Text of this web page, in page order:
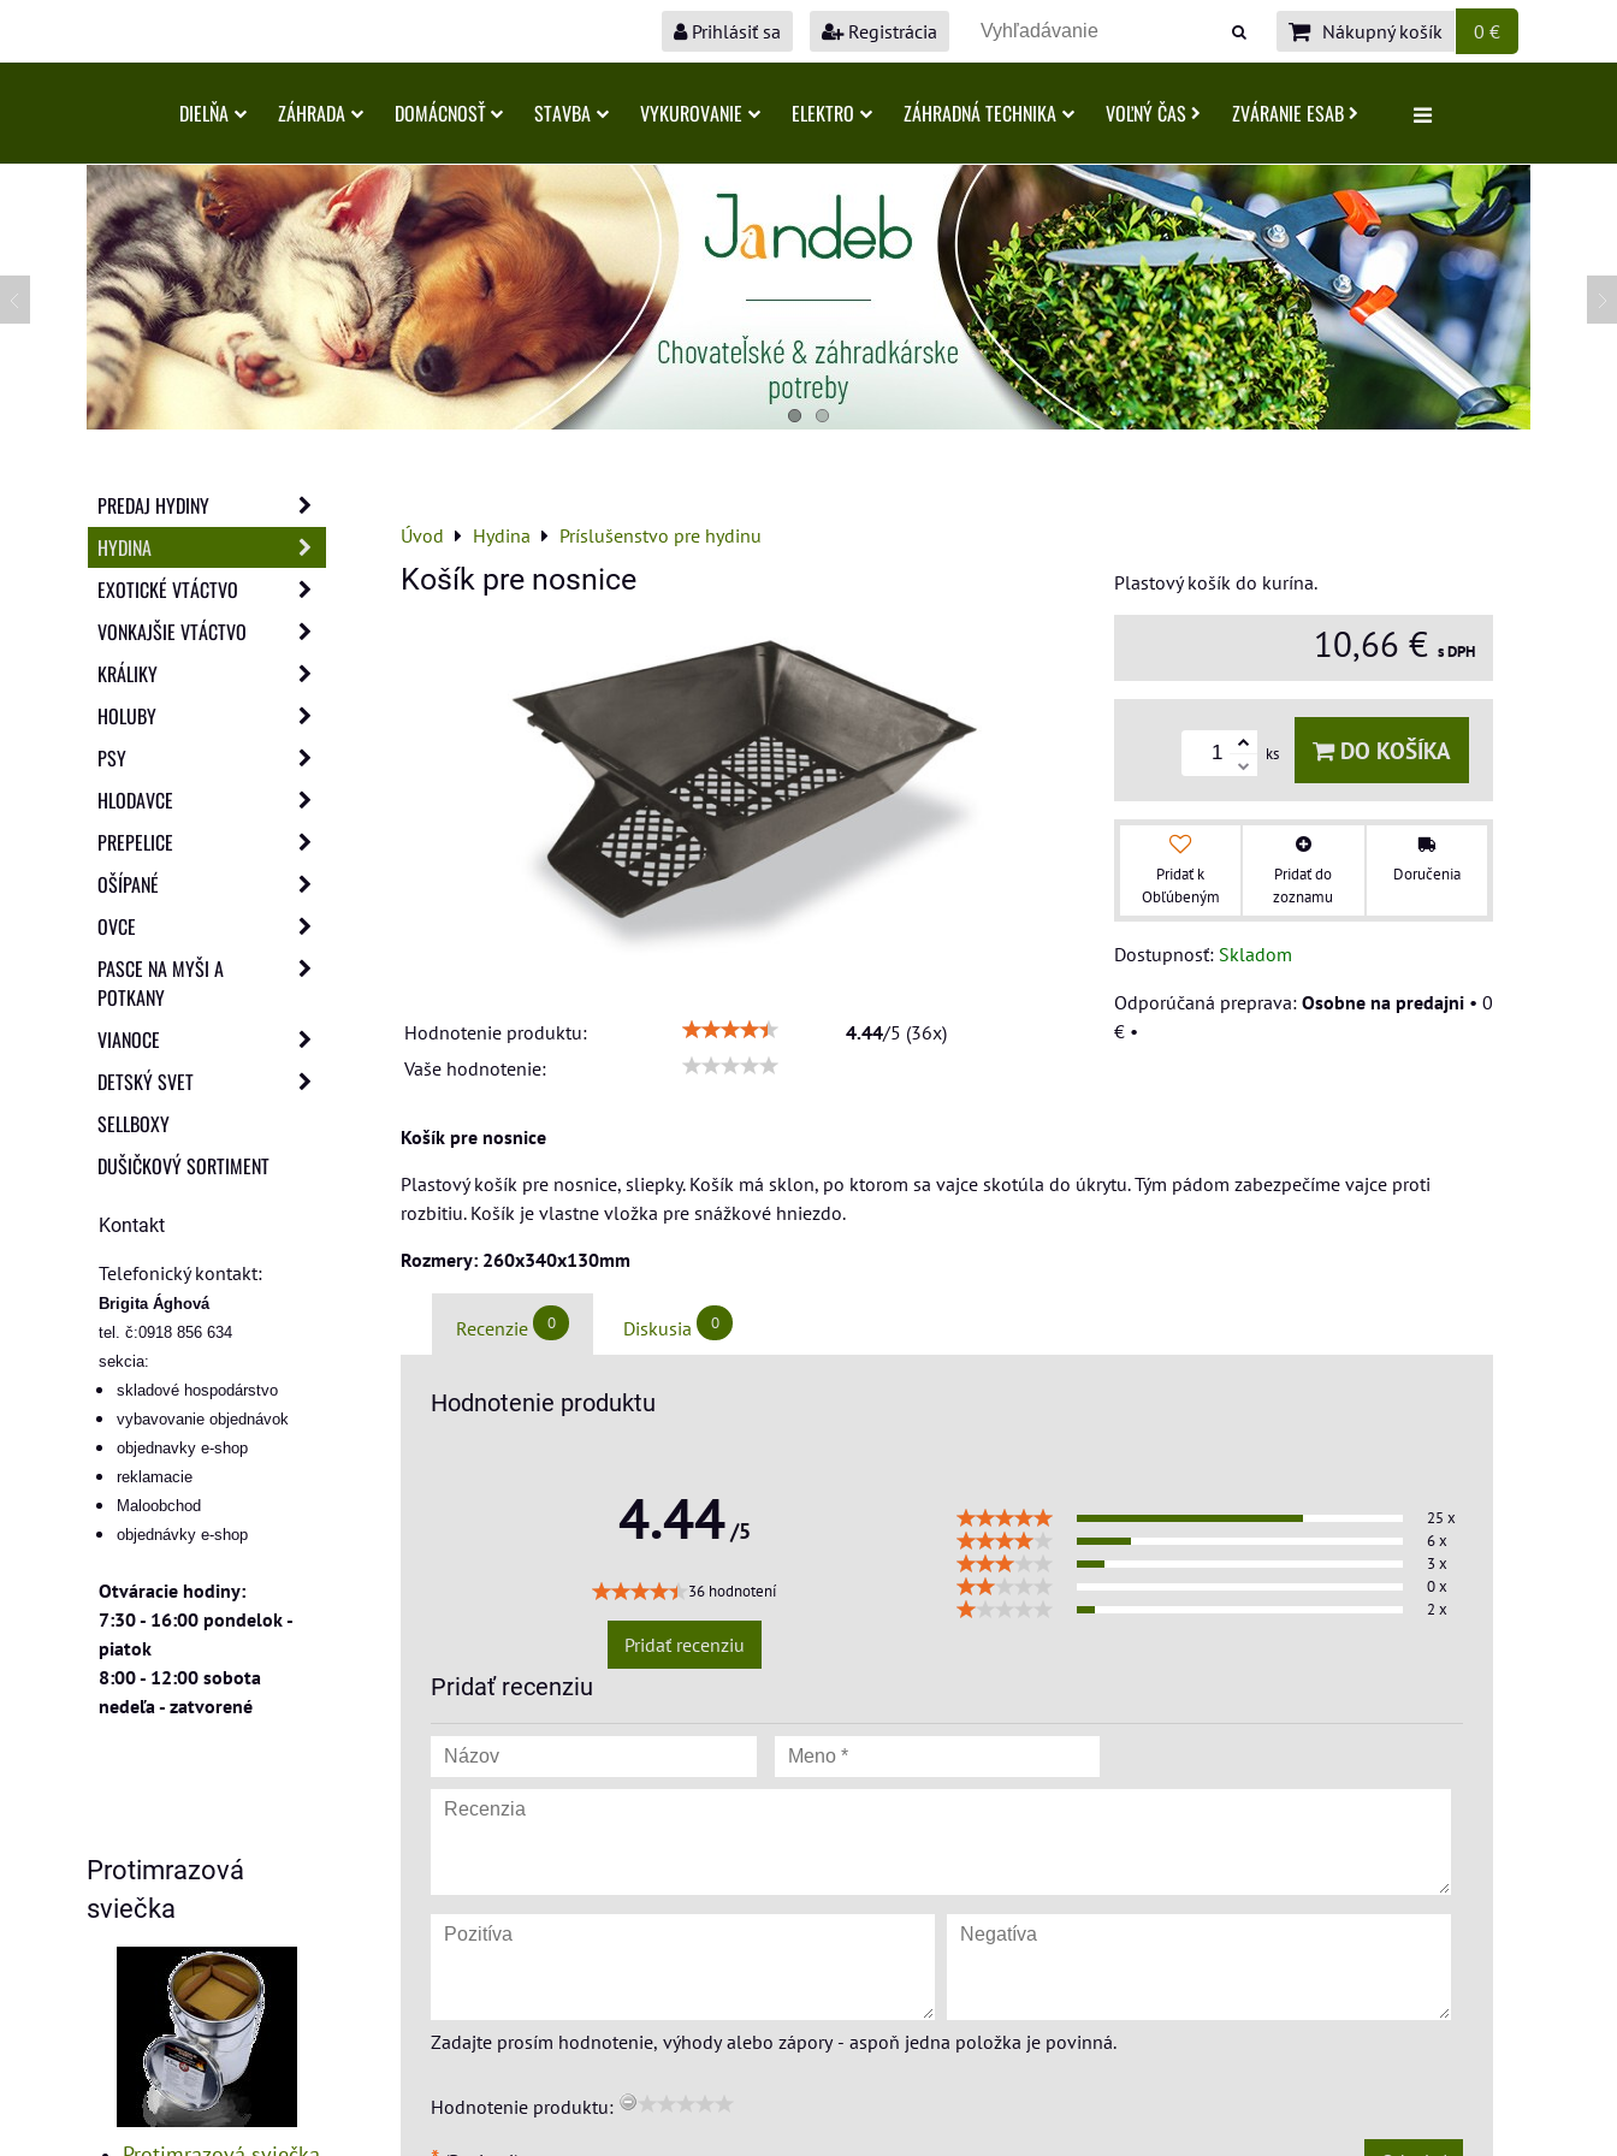
Prihlásiť sa Registrácia Nákupný košík 0 €
DIELŇA ZÁHRADA DOMÁCNOSŤ STAVBA VYKUROVANIE ELEKTRO ZÁHRADNÁ TECHNIKA VOĽNÝ ČAS ZVÁRANIE ESAB
Úvod Hydina Príslušenstvo pre hydinu
Košík pre nosnice
Hodnotenie produktu: 4.44/5 (36x)
Vaše hodnotenie:
Plastový košík do kurína.
10,66 € s DPH
ks DO KOŠÍKA
Pridať k
Obľúbeným
Pridať do
zoznamu
Doručenia
Dostupnosť: Skladom
Osobne na predajni • 0
€ •
Košík pre nosnice
Plastový košík pre nosnice, sliepky. Košík má sklon, po ktorom sa vajce skotúla do úkrytu. Tým pádom zabezpečíme vajce proti
rozbitiu. Košík je vlastne vložka pre snážkové hniezdo.
Rozmery: 260x340x130mm
Recenzie 0 Diskusia 0
Hodnotenie produktu
4.44/5
36 hodnotení
Pridať recenziu
25 x
6 x
3 x
0 x
2 x
Pridať recenziu
Zadajte prosím hodnotenie, výhody alebo zápory - aspoň jedna položka je povinná.
Hodnotenie produktu:
PREDAJ HYDINY
HYDINA
EXOTICKÉ VTÁCTVO
VONKAJŠIE VTÁCTVO
KRÁLIKY
HOLUBY
PSY
HLODAVCE
PREPELICE
OŠÍPANÉ
OVCE
PASCE NA MYŠI A
POTKANY
VIANOCE
DETSKÝ SVET
SELLBOXY
DUŠIČKOVÝ SORTIMENT
Kontakt
Telefonický kontakt:
Brigita Ághová
tel. č:0918 856 634
sekcia:
skladové hospodárstvo
vybavovanie objednávok
objednavky e-shop
reklamacie
Maloobchod
objednávky e-shop
Otváracie hodiny:
7:30 - 16:00 pondelok -
piatok
8:00 - 12:00 sobota
nedeľa - zatvorené
Protimrazová
sviečka